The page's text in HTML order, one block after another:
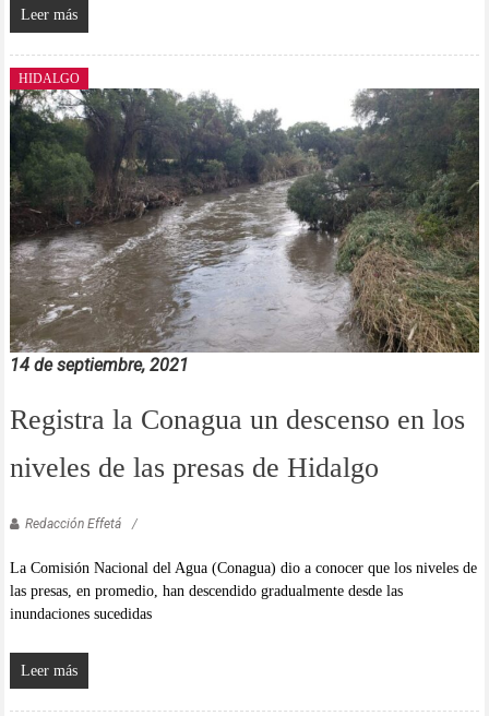
Leer más
HIDALGO
14 de septiembre, 2021
Registra la Conagua un descenso en los
niveles de las presas de Hidalgo
Redacción Effetá
La Comisión Nacional del Agua (Conagua) dio a conocer que los niveles de
las presas, en promedio, han descendido gradualmente desde las
inundaciones sucedidas
Leer más